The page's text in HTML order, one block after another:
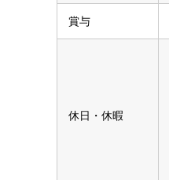
賞与
休日・休暇